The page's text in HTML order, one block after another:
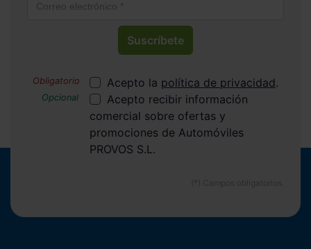
Suscríbete
Acepto la política de privacidad.
Acepto recibir información
comercial sobre ofertas y
promociones de Automóviles
PROVOS S.L.